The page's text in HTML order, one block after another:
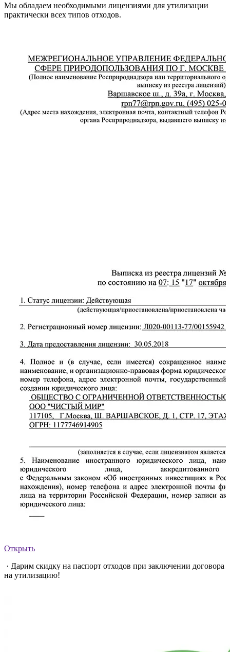
Мы обладаем необходимыми лицензиями для утилизации
практически всех типов отходов.
Открыть
· Дарим скидку на паспорт отходов при заключении договора
на утилизацию!